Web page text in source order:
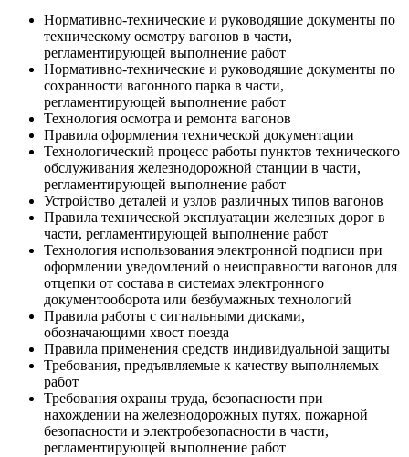
Нормативно-технические и руководящие документы по
техническому осмотру вагонов в части,
регламентирующей выполнение работ
Нормативно-технические и руководящие документы по
сохранности вагонного парка в части,
регламентирующей выполнение работ
Технология осмотра и ремонта вагонов
Правила оформления технической документации
Технологический процесс работы пунктов технического
обслуживания железнодорожной станции в части,
регламентирующей выполнение работ
Устройство деталей и узлов различных типов вагонов
Правила технической эксплуатации железных дорог в
части, регламентирующей выполнение работ
Технология использования электронной подписи при
оформлении уведомлений о неисправности вагонов для
отцепки от состава в системах электронного
документооборота или безбумажных технологий
Правила работы с сигнальными дисками,
обозначающими хвост поезда
Правила применения средств индивидуальной защиты
Требования, предъявляемые к качеству выполняемых
работ
Требования охраны труда, безопасности при
нахождении на железнодорожных путях, пожарной
безопасности и электробезопасности в части,
регламентирующей выполнение работ